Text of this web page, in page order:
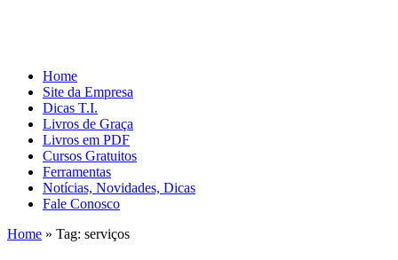
Home
Site da Empresa
Dicas T.I.
Livros de Graça
Livros em PDF
Cursos Gratuitos
Ferramentas
Notícias, Novidades, Dicas
Fale Conosco
Home » Tag: serviços